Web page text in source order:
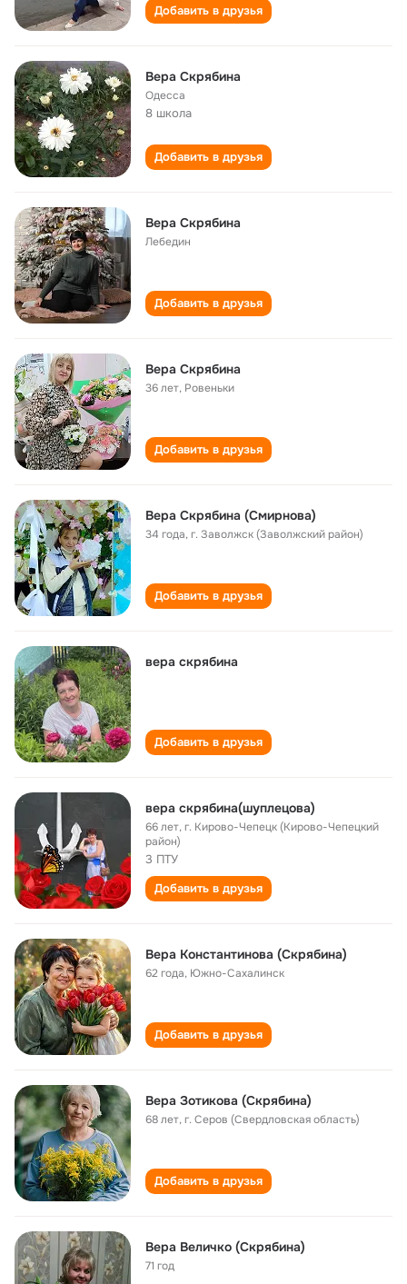
Добавить в друзья
Вера Скрябина
Одесса
8 школа
Добавить в друзья
Вера Скрябина
Лебедин
Добавить в друзья
Вера Скрябина
36 лет, Ровеньки
Добавить в друзья
Вера Скрябина (Смирнова)
34 года,г. Заволжск (Заволжский район)
Добавить в друзья
вера скрябина
Добавить в друзья
вера скрябина(шуплецова)
66 лет,г. Кирово-Чепецк (Кирово-Чепецкий
район)
3 ПТУ
Добавить в друзья
Вера Константинова (Скрябина)
62 года, Южно-Сахалинск
Добавить в друзья
Вера Зотикова (Скрябина)
68 лет,г. Серов (Свердловская область)
Добавить в друзья
Вера Величко (Скрябина)
71 год